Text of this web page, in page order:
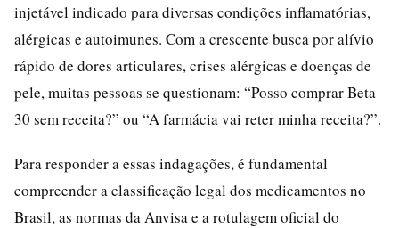
injetável indicado para diversas condições inflamatórias,
alérgicas e autoimunes. Com a crescente busca por alívio
rápido de dores articulares, crises alérgicas e doenças de
pele, muitas pessoas se questionam: “Posso comprar Beta
30 sem receita?” ou “A farmácia vai reter minha receita?”.
Para responder a essas indagações, é fundamental
compreender a classificação legal dos medicamentos no
Brasil, as normas da Anvisa e a rotulagem oficial do